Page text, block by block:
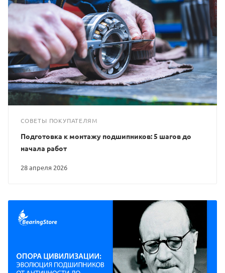
СОВЕТЫ ПОКУПАТЕЛЯМ
28 апреля 2026
Подготовка к монтажу подшипников: 5 шагов до
начала работ